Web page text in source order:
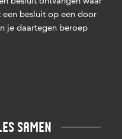
besluit op een door
je daartegen beroep
SAMEN